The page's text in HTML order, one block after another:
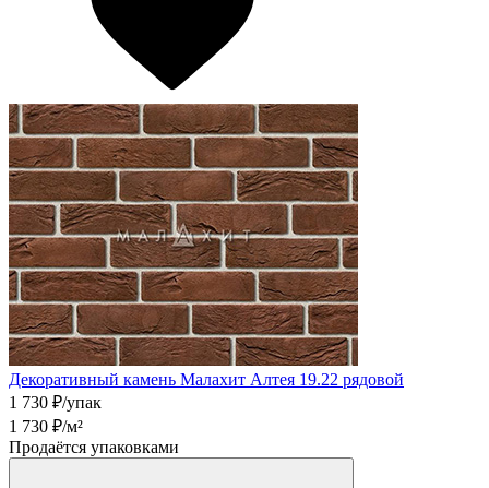
Декоративный камень Малахит Алтея 19.22 рядовой
1 730 ₽/упак
1 730 ₽/м²
Продаётся упаковками